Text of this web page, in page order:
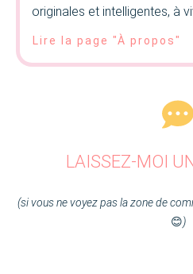
originales et intelligentes, à
Lire la page "À propos"
LAISSEZ-MOI
(si vous ne voyez pas la zone de
😊)